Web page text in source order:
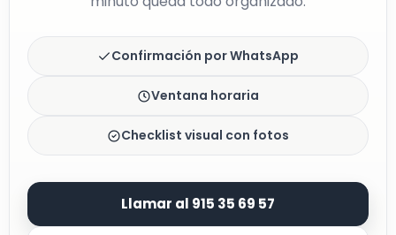
Confirmación por WhatsApp
Ventana horaria
Checklist visual con fotos
Llamar al 915 35 69 57